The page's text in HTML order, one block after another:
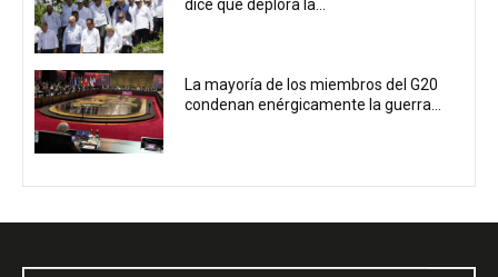
dice que deplora la...
La mayoría de los miembros del G20
condenan enérgicamente la guerra...